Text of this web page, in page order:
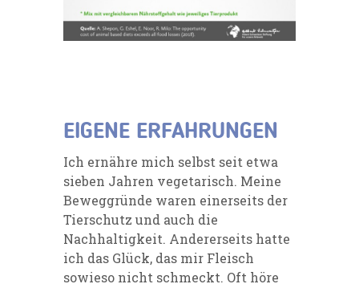
EIGENE ERFAHRUNGEN
Ich ernähre mich selbst seit etwa
sieben Jahren vegetarisch. Meine
Beweggründe waren einerseits der
Tierschutz und auch die
Nachhaltigkeit. Andererseits hatte
ich das Glück, das mir Fleisch
sowieso nicht schmeckt. Oft höre